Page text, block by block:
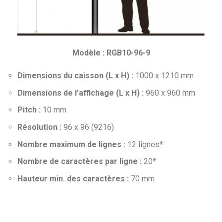
Modèle : RGB10-96-9
Dimensions du caisson (L x H) : 1000 x 1210 mm
Dimensions de l’affichage (L x H) : 960 x 960 mm
Pitch : 10 mm
Résolution : 96 x 96 (9216)
Nombre maximum de lignes : 12 lignes*
Nombre de caractères par ligne : 20*
Hauteur min. des caractères : 70 mm